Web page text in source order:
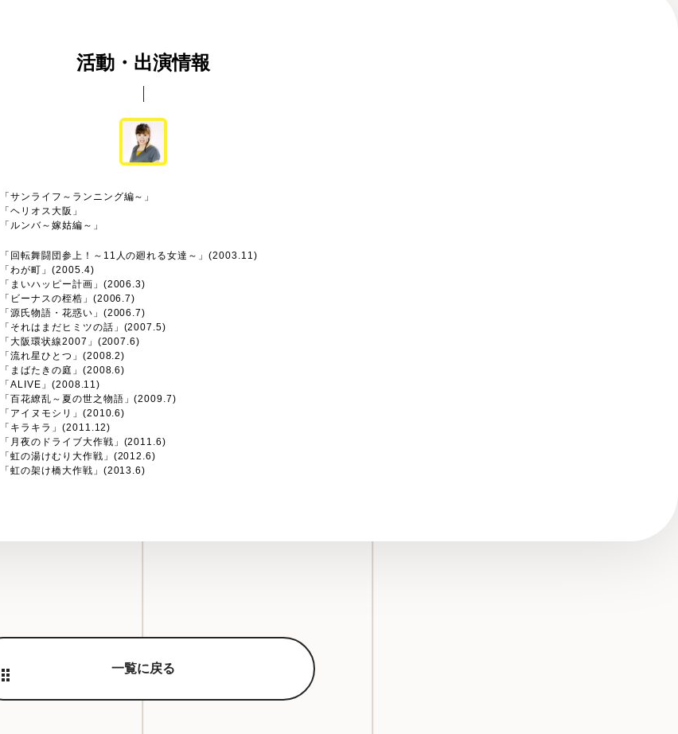
活動・出演情報
「サンライフ～ランニング編～」
「ヘリオス大阪」
「ルンバ～嫁姑編～」
「回転舞闘団参上！～11人の廻れる女達～」(2003.11)
「わが町」(2005.4)
「まいハッピー計画」(2006.3)
「ビーナスの桎梏」(2006.7)
「源氏物語・花惑い」(2006.7)
「それはまだヒミツの話」(2007.5)
「大阪環状線2007」(2007.6)
「流れ星ひとつ」(2008.2)
「まばたきの庭」(2008.6)
「ALIVE」(2008.11)
「百花繚乱～夏の世之物語」(2009.7)
「アイヌモシリ」(2010.6)
「キラキラ」(2011.12)
「月夜のドライブ大作戦」(2011.6)
「虹の湯けむり大作戦」(2012.6)
「虹の架け橋大作戦」(2013.6)
一覧に戻る